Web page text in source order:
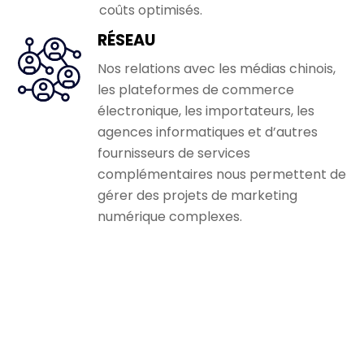
coûts optimisés.
RÉSEAU
Nos relations avec les médias chinois,
les plateformes de commerce
électronique, les importateurs, les
agences informatiques et d’autres
fournisseurs de services
complémentaires nous permettent de
gérer des projets de marketing
numérique complexes.